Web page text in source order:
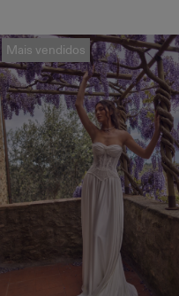
Mais vendidos